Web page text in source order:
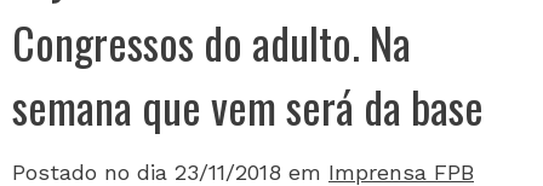
Congressos do adulto. Na
semana que vem será da base
Postado no dia 23/11/2018 em Imprensa FPB